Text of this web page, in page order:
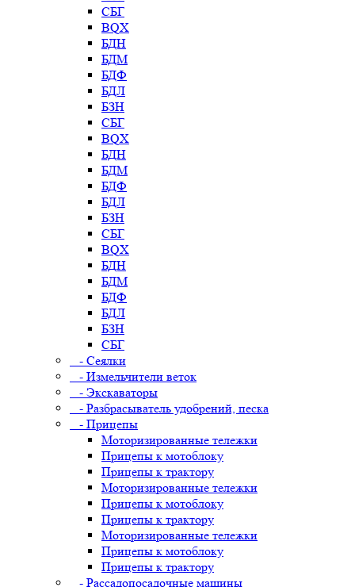
СБГ
BQX
БДН
БДМ
БДФ
БДЛ
БЗН
СБГ
BQX
БДН
БДМ
БДФ
БДЛ
БЗН
СБГ
BQX
БДН
БДМ
БДФ
БДЛ
БЗН
СБГ
- Сеялки
- Измельчители веток
- Экскаваторы
- Разбрасыватель удобрений, песка
- Прицепы
Моторизированные тележки
Прицепы к мотоблоку
Прицепы к трактору
Моторизированные тележки
Прицепы к мотоблоку
Прицепы к трактору
Моторизированные тележки
Прицепы к мотоблоку
Прицепы к трактору
- Рассадопосадочные машины